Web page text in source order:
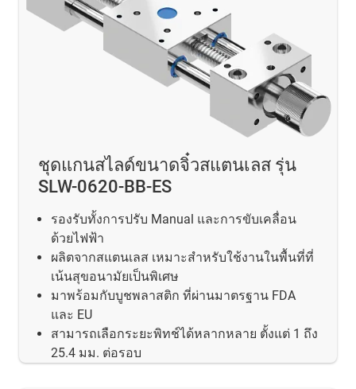
ชุดแกนสไลด์ขนาดจิ๋วสแตนเลส รุ่น
SLW-0620-BB-ES
รองรับทั้งการปรับ Manual และการขับเคลื่อน
ด้วยไฟฟ้า
ผลิตจากสแตนเลส เหมาะสำหรับใช้งานในพื้นที่ที่
เน้นสุขอนามัยเป็นพิเศษ
มาพร้อมกับบูชพลาสติก ที่ผ่านมาตรฐาน FDA
และ EU
สามารถเลือกระยะพิทช์ได้หลากหลาย ตั้งแต่ 1 ถึง
25.4 มม. ต่อรอบ